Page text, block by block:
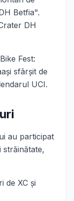
Betfia".
DH
Fest:
sfârșit de
UCI.
au participat
străinătate,
de XC şi